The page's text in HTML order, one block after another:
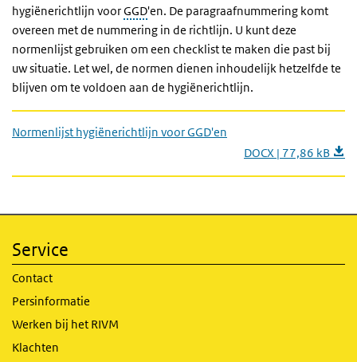
hygiënerichtlijn voorGGD'en. De paragraafnummering komt
overeen met de nummering in de richtlijn. U kunt deze
normenlijst gebruiken om een checklist te maken die past bij
uw situatie. Let wel, de normen dienen inhoudelijk hetzelfde te
blijven om te voldoen aan de hygiënerichtlijn.
Normenlijst hygiënerichtlijn voor GGD'en
DOCX | 77,86 kB
Service
Contact
Persinformatie
Werken bij het RIVM
Klachten